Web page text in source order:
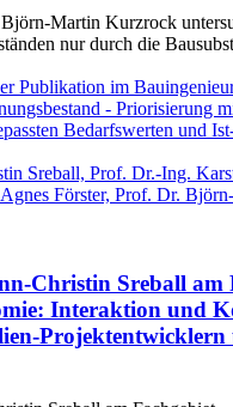
Martin Kurzrock
nur durch die
Publikation im
- Priorisierung
Bedarfswerten und
Christin Sreball am
Interaktion und
Projektentwicklern